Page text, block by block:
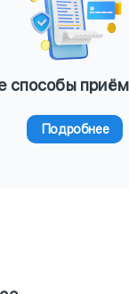
способы
Подробнее